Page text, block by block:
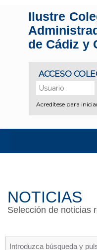
Ilustre
de Cádiz y
NOTICIAS
Selección de noticias